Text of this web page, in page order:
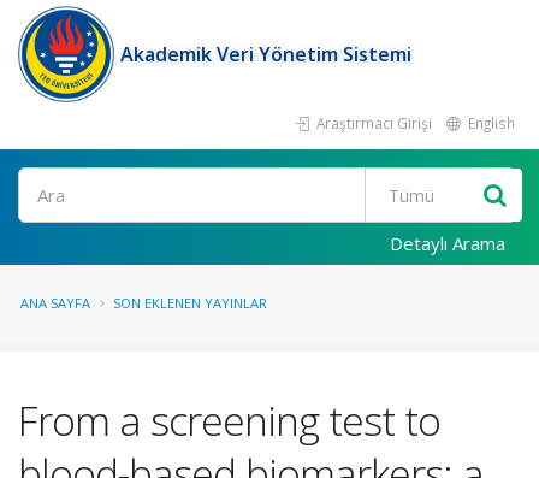
Akademik Veri Yönetim Sistemi
Araştırmacı Girişi English
Ara
Detaylı Arama
ANA SAYFA SON EKLENEN YAYINLAR
From a screening test to